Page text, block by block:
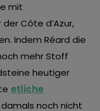
mit
Côte d’Azur,
Indem Réard die
mehr Stoff
heutiger
etliche
damals noch nicht